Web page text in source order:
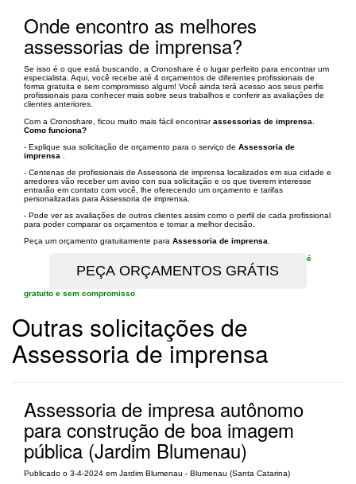
Onde encontro as melhores
assessorias de imprensa?
Se isso é o que está buscando, a Cronoshare é o lugar perfeito para encontrar um
especialista. Aqui, você recebe até 4 orçamentos de diferentes profissionais de
forma gratuita e sem compromisso algum! Você ainda terá acesso aos seus perfis
profissionais para conhecer mais sobre seus trabalhos e conferir as avaliações de
clientes anteriores.
Com a Cronoshare, ficou muito mais fácil encontrarassessorias de imprensa
Como funciona?
- Explique sua solicitação de orçamento para o serviço de Assessoria de
imprensa
- Centenas de profissionais de Assessoria de imprensa localizados em sua cidade e
arredores vão receber um aviso con sua solicitação e os que tiverem interesse
entrarão em contato com você, lhe oferecendo um orçamento e tarifas
personalizadas para Assessoria de imprensa.
- Pode ver as avaliações de outros clientes assim como o perfil de cada profissional
para poder comparar os orçamentos e tomar a melhor decisão.
Peça um orçamento gratuitamente para Assessoria de imprensa
é
gratuito e sem compromisso
Outras solicitações de
Assessoria de imprensa
Assessoria de impresa autônomo
para construção de boa imagem
pública (Jardim Blumenau)
Publicado o 3-4-2024 em Jardim Blumenau - Blumenau (Santa Catarina)